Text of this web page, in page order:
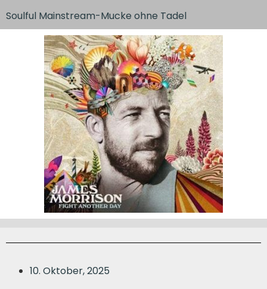
Soulful Mainstream-Mucke ohne Tadel
10. Oktober, 2025